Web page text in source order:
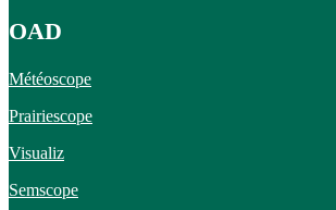
OAD
Météoscope
Prairiescope
Visualiz
Semscope